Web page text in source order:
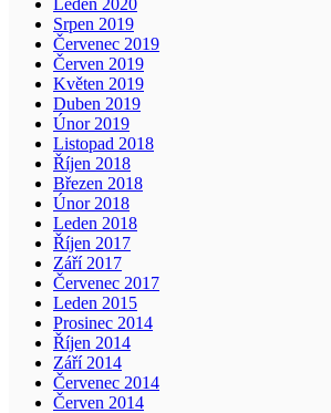
Srpen 2019
Červenec 2019
Červen 2019
Květen 2019
Duben 2019
Únor 2019
Listopad 2018
Říjen 2018
Březen 2018
Únor 2018
Leden 2018
Říjen 2017
Září 2017
Červenec 2017
Leden 2015
Prosinec 2014
Říjen 2014
Září 2014
Červenec 2014
Červen 2014